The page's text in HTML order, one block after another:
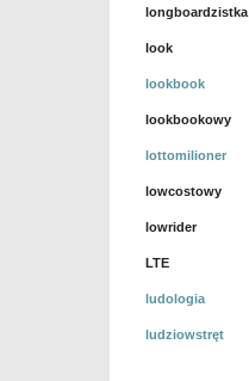
longboardzistka
look
lookbook
lookbookowy
lottomilioner
lowcostowy
lowrider
LTE
ludologia
ludziowstręt